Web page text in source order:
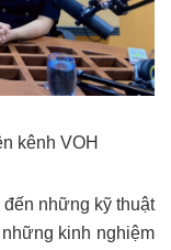
kênh VOH
những kỹ thuật
kinh nghiệm